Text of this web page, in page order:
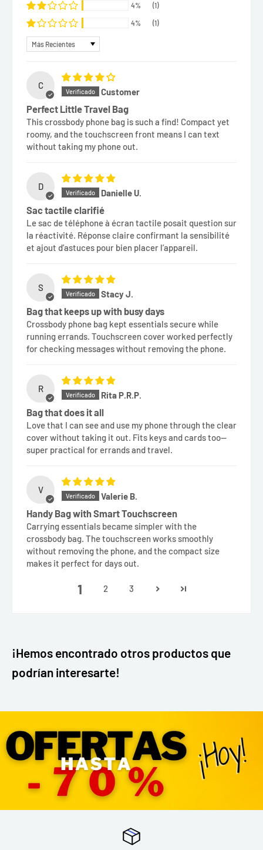
4% (1)
4% (1)
Sort by
C
Customer
Perfect Little Travel Bag
This crossbody phone bag is such a find! Compact yet
roomy, and the touchscreen front means I can text
without taking my phone out.
D
Danielle U.
Sac tactile clarifié
Le sac de téléphone à écran tactile posait question sur
la réactivité. Réponse claire confirmant la sensibilité
et ajout d’astuces pour bien placer l’appareil.
S
Stacy J.
Bag that keeps up with busy days
Crossbody phone bag kept essentials secure while
running errands. Touchscreen cover worked perfectly
for checking messages without removing the phone.
R
Rita P.R.P.
Bag that does it all
Love that I can see and use my phone through the clear
cover without taking it out. Fits keys and cards too—
super practical for errands and travel.
V
Valerie B.
Handy Bag with Smart Touchscreen
Carrying essentials became simpler with the
crossbody bag. The touchscreen works smoothly
without removing the phone, and the compact size
makes it perfect for days out.
1 2 3
¡Hemos encontrado otros productos que
podrían interesarte!